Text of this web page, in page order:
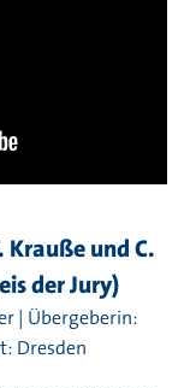
Krauße und C.
der Jury)
| Übergeberin:
Dresden